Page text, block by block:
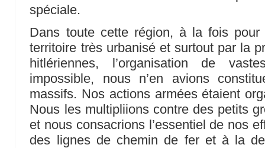
spéciale.
Dans toute cette région, à la fois
territoire très urbanisé et surtout par la
hitlériennes, l’organisation de
impossible, nous n’en avions
massifs. Nos actions armées étaient
Nous les multipliions contre des petits
et nous consacrions l’essentiel de nos
des lignes de chemin de fer et à la